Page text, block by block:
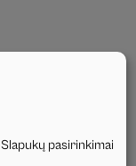
Slapukų pasirinkimai